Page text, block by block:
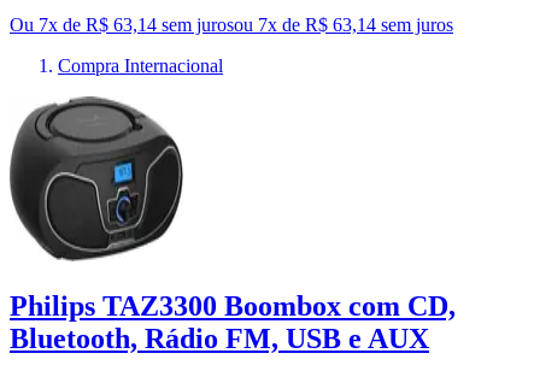
Ou 7x de R$ 63,14 sem jurosou 7x de R$ 63,14 sem juros
Compra Internacional
Philips TAZ3300 Boombox com CD,
Bluetooth, Rádio FM, USB e AUX